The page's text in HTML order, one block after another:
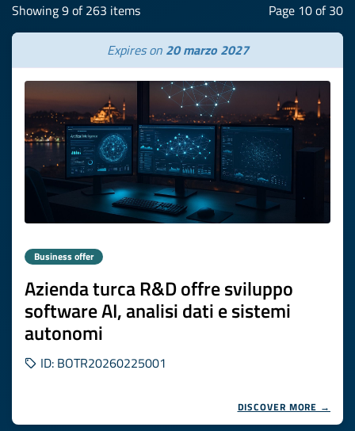
Showing 9 of 263 items Page 10 of 30
Expires on 20 marzo 2027
Business offer
Azienda turca R&D offre sviluppo
software AI, analisi dati e sistemi
autonomi
ID: BOTR20260225001
DISCOVER MORE →